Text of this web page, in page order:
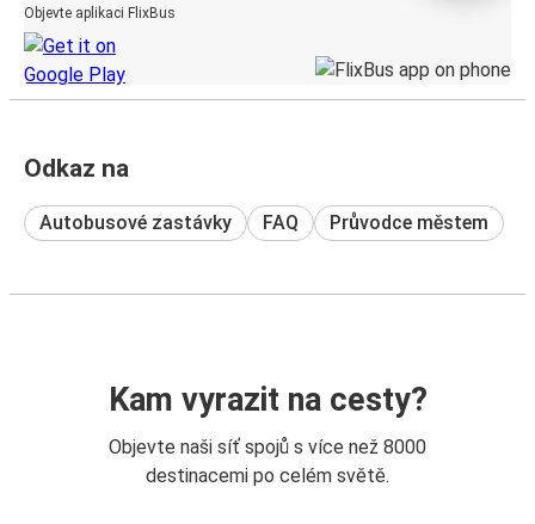
Objevte aplikaci FlixBus
Odkaz na
Autobusové zastávky FAQ Průvodce městem
Kam vyrazit na cesty?
Objevte naši síť spojů s více než 8000
destinacemi po celém světě.